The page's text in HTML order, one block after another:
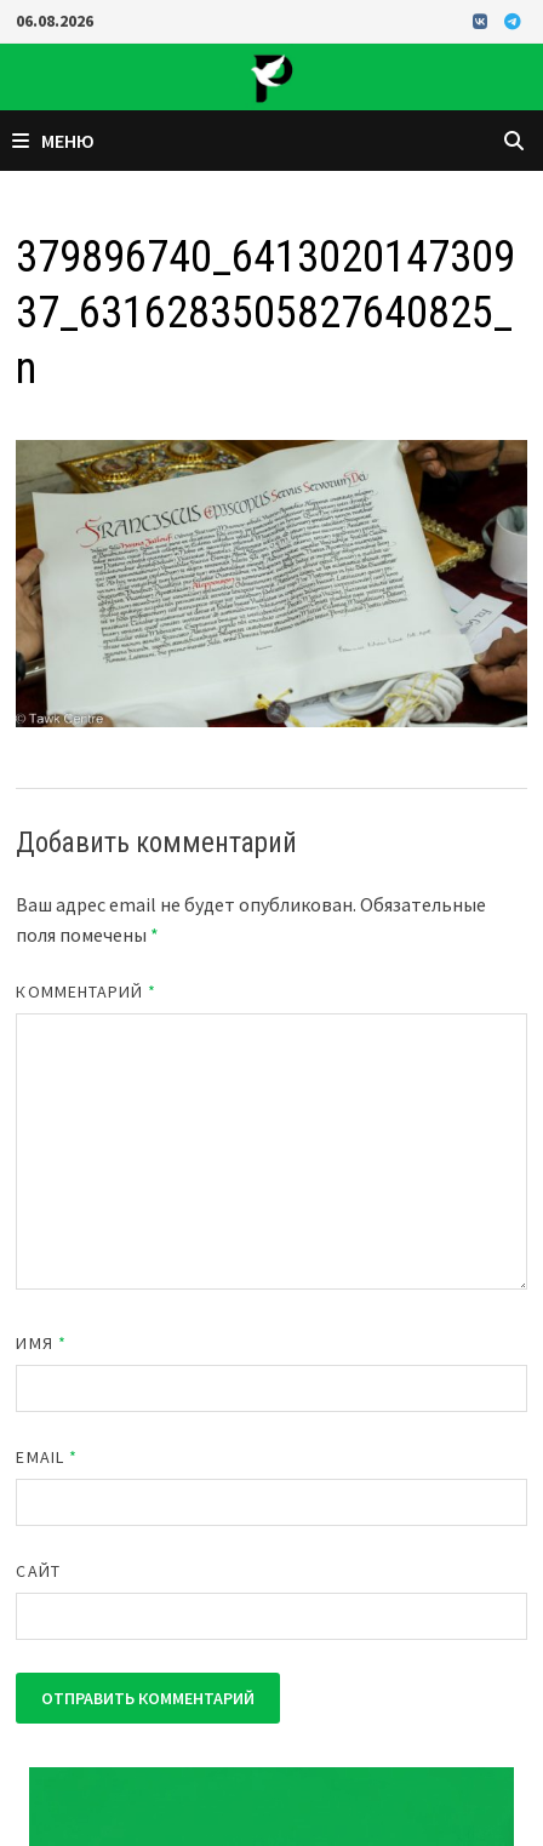
Перейти
к
06.08.2026
МЕНЮ
379896740_6413020147309
37_6316283505827640825_
n
Добавить комментарий
Ваш адрес email не будет опубликован. Обязательные
поля помечены *
КОММЕНТАРИЙ *
ИМЯ *
EMAIL *
САЙТ